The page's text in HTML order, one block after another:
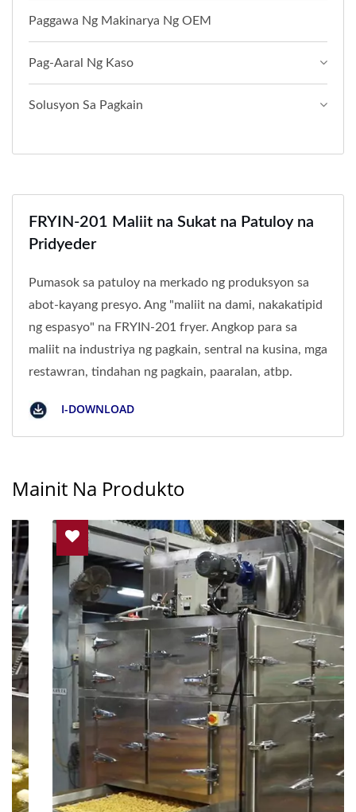
Paggawa Ng Makinarya Ng OEM
Pag-Aaral Ng Kaso
Solusyon Sa Pagkain
FRYIN-201 Maliit na Sukat na Patuloy na
Pridyeder
Pumasok sa patuloy na merkado ng produksyon sa
abot-kayang presyo. Ang "maliit na dami, nakakatipid
ng espasyo" na FRYIN-201 fryer. Angkop para sa
maliit na industriya ng pagkain, sentral na kusina, mga
restawran, tindahan ng pagkain, paaralan, atbp.
I-DOWNLOAD
Mainit Na Produkto